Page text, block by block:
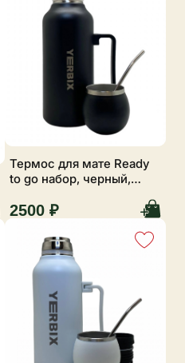
Термос для мате Ready
to go набор, черный,
2500 ₽